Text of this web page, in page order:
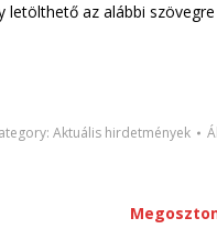
az alábbi
Aktuális hirdetmények